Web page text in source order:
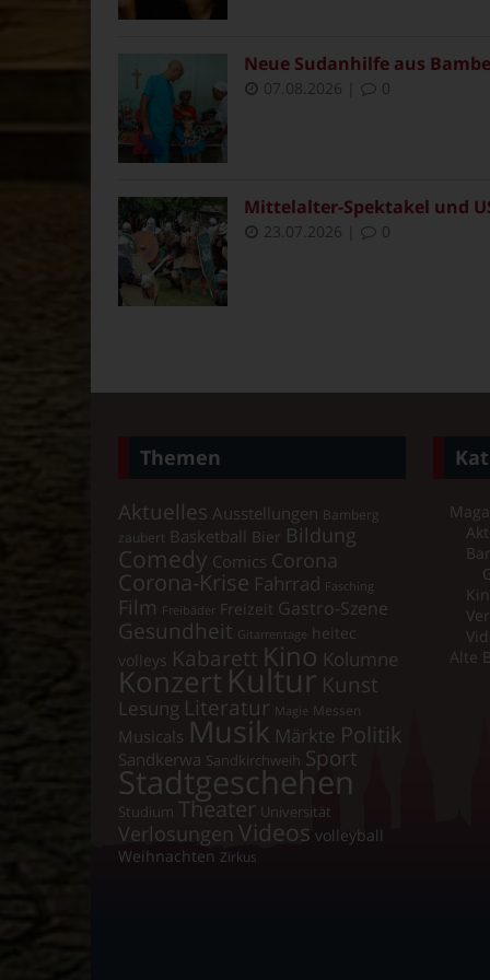
Neue Sudanhilfe aus
07.08.2026 0
Mittelalter-Spektakel und
23.07.2026 0
Themen
Aktuelles Ausstellungen Bamberg
zaubert Basketball Bier Bildung
Comedy Comics Corona
Corona-Krise Fahrrad Fasching
Film Freibäder Freizeit Gastro-Szene
Gesundheit Gitarrentage heitec
volleys Kabarett Kino Kolumne
Konzert Kultur Kunst
Lesung Literatur Magie Messen
Musicals Musik Märkte Politik
Sandkerwa Sandkirchweih Sport
Stadtgeschehen
Studium Theater Universität
Verlosungen Videos volleyball
Weihnachten Zirkus
Alte